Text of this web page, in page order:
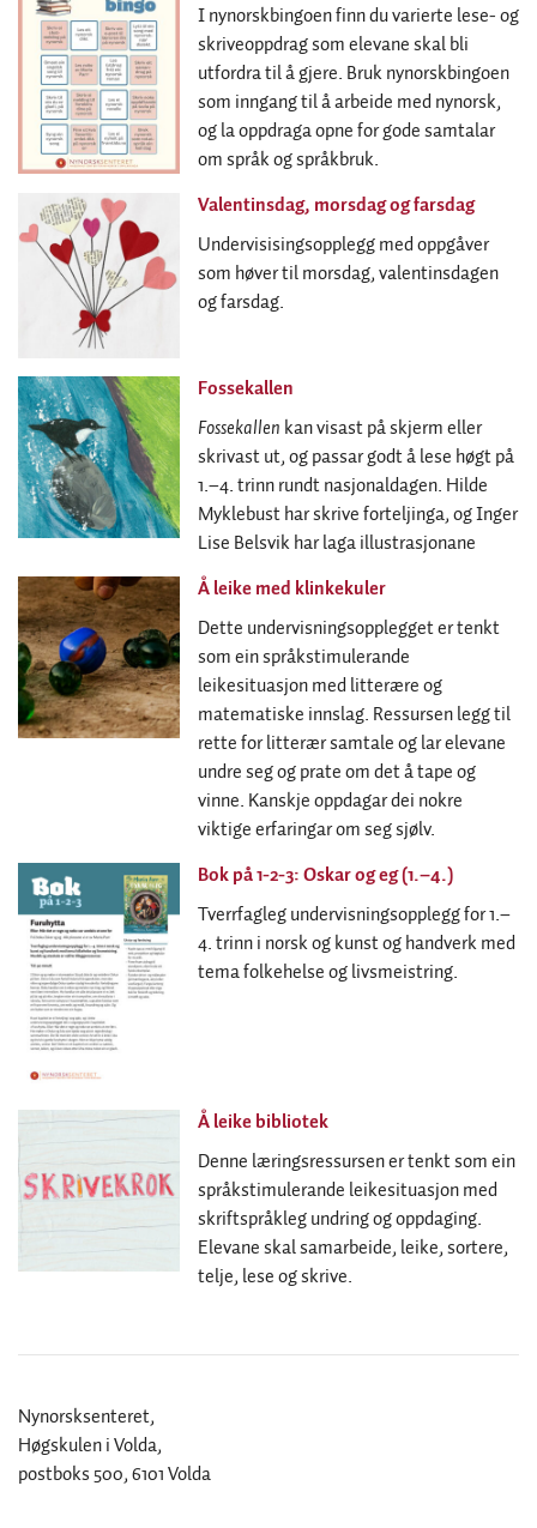
I nynorskbingoen finn du varierte lese- og
skriveoppdrag som elevane skal bli
utfordra til å gjere. Bruk nynorskbingoen
som inngang til å arbeide med nynorsk,
og la oppdraga opne for gode samtalar
om språk og språkbruk.
Valentinsdag, morsdag og farsdag
Undervisisingsopplegg med oppgåver
som høver til morsdag, valentinsdagen
og farsdag.
Fossekallen
Fossekallen kan visast på skjerm eller
skrivast ut, og passar godt å lese høgt på
1.–4. trinn rundt nasjonaldagen. Hilde
Myklebust har skrive forteljinga, og Inger
Lise Belsvik har laga illustrasjonane
Å leike med klinkekuler
Dette undervisningsopplegget er tenkt
som ein språkstimulerande
leikesituasjon med litterære og
matematiske innslag. Ressursen legg til
rette for litterær samtale og lar elevane
undre seg og prate om det å tape og
vinne. Kanskje oppdagar dei nokre
viktige erfaringar om seg sjølv.
Bok på 1-2-3: Oskar og eg (1.–4.)
Tverrfagleg undervisningsopplegg for 1.–
4. trinn i norsk og kunst og handverk med
tema folkehelse og livsmeistring.
Å leike bibliotek
Denne læringsressursen er tenkt som ein
språkstimulerande leikesituasjon med
skriftspråkleg undring og oppdaging.
Elevane skal samarbeide, leike, sortere,
telje, lese og skrive.
Nynorsksenteret,
Høgskulen i Volda,
postboks 500, 6101 Volda